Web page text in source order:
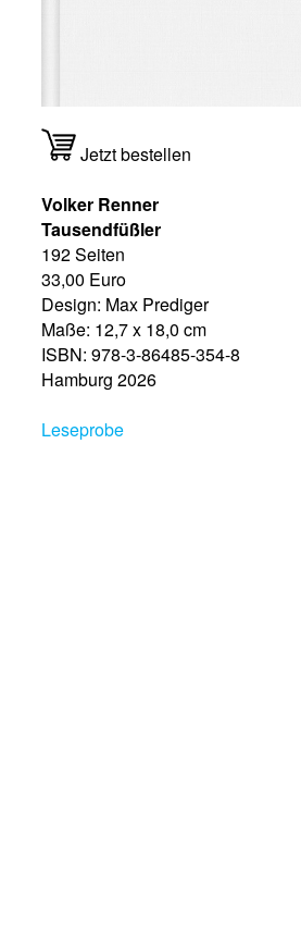
Jetzt bestellen
Volker Renner
Tausendfüßler
192 Seiten
33,00 Euro
Design: Max Prediger
Maße: 12,7 x 18,0 cm
ISBN: 978-3-86485-354-8
Hamburg 2026
Leseprobe